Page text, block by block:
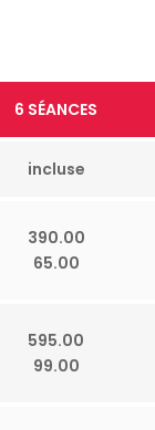
6 SÉANCES
incluse
390.00
65.00
595.00
99.00